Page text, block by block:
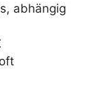
abhängig